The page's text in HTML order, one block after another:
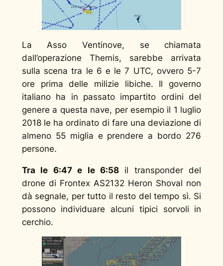
La Asso Ventinove, se chiamata
dall’operazione Themis, sarebbe arrivata
sulla scena tra le 6 e le 7 UTC, ovvero 5-7
ore prima delle milizie libiche. Il governo
italiano ha in passato impartito ordini del
genere a questa nave, per esempio il 1 luglio
2018 le ha ordinato di fare una deviazione di
almeno 55 miglia e prendere a bordo 276
persone.
Tra le 6:47 e le 6:58il transponder del
drone di Frontex AS2132 Heron Shoval non
dà segnale, per tutto il resto del tempo sì. Si
possono individuare alcuni tipici sorvoli in
cerchio.